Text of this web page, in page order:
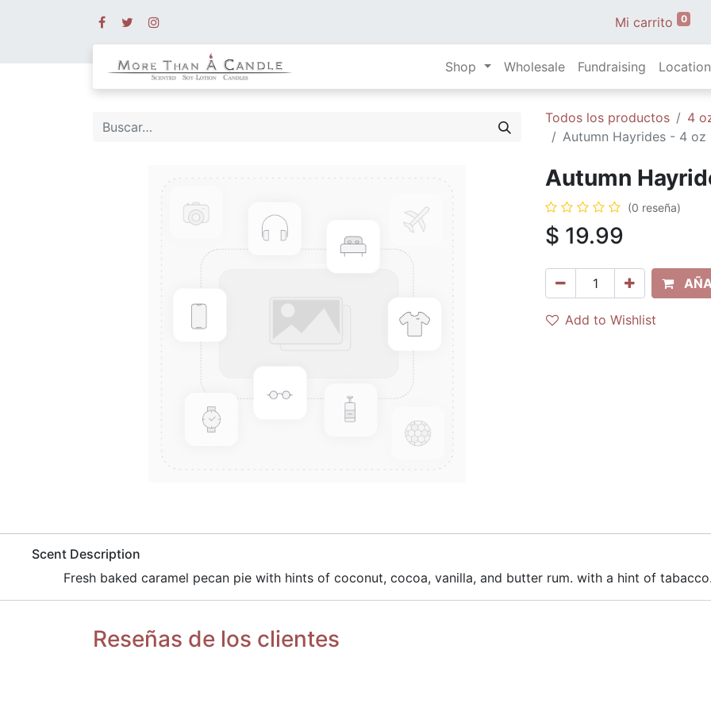
Mi carrito 0
Shop Wholesale Fundraising
Todos los productos
4
Autumn Hayrides - 4 oz
Autumn
(0 reseña)
$ 19.99
Add to Wishlist
​Scent Description
Fresh baked caramel pecan pie with hints of coconut, cocoa, vanilla, and butter rum. with a hint of
Reseñas de los clientes